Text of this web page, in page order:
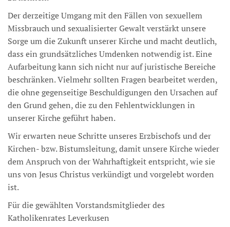
Der derzeitige Umgang mit den Fällen von sexuellem
Missbrauch und sexualisierter Gewalt verstärkt unsere
Sorge um die Zukunft unserer Kirche und macht deutlich,
dass ein grundsätzliches Umdenken notwendig ist. Eine
Aufarbeitung kann sich nicht nur auf juristische Bereiche
beschränken. Vielmehr sollten Fragen bearbeitet werden,
die ohne gegenseitige Beschuldigungen den Ursachen auf
den Grund gehen, die zu den Fehlentwicklungen in
unserer Kirche geführt haben.
Wir erwarten neue Schritte unseres Erzbischofs und der
Kirchen- bzw. Bistumsleitung, damit unsere Kirche wieder
dem Anspruch von der Wahrhaftigkeit entspricht, wie sie
uns von Jesus Christus verkündigt und vorgelebt worden
ist.
Für die gewählten Vorstandsmitglieder des
Katholikenrates Leverkusen